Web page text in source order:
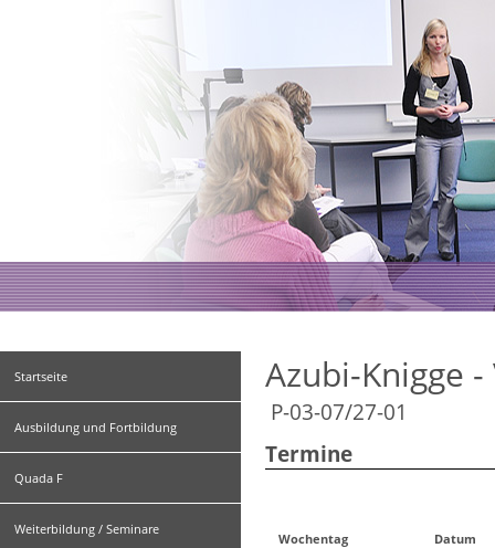
Startseite
Ausbildung und Fortbildung
Quada F
Weiterbildung / Seminare
Azubi-Knigge
P-03-07/27-01
Termine
Wochentag Datum